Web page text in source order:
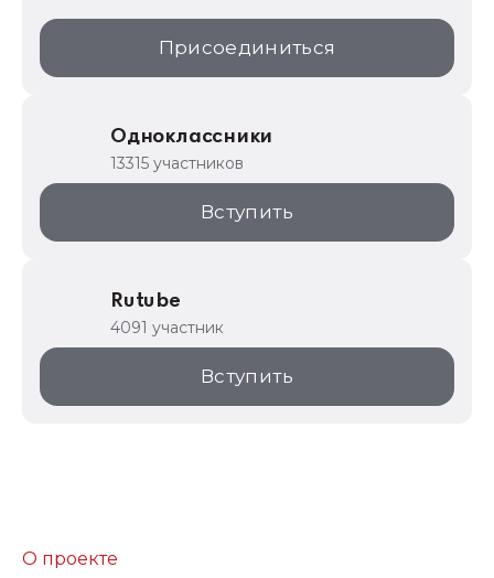
Присоединиться
Одноклассники
13315 участников
Вступить
Rutube
4091 участник
Вступить
О проекте